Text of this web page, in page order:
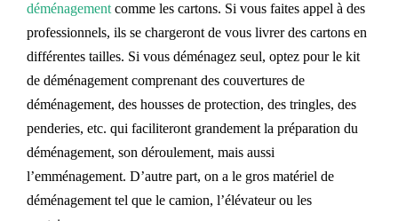
déménagement comme les cartons. Si vous faites appel à des
professionnels, ils se chargeront de vous livrer des cartons en
différentes tailles. Si vous déménagez seul, optez pour le kit
de déménagement comprenant des couvertures de
déménagement, des housses de protection, des tringles, des
penderies, etc. qui faciliteront grandement la préparation du
déménagement, son déroulement, mais aussi
l’emménagement. D’autre part, on a le gros matériel de
déménagement tel que le camion, l’élévateur ou les